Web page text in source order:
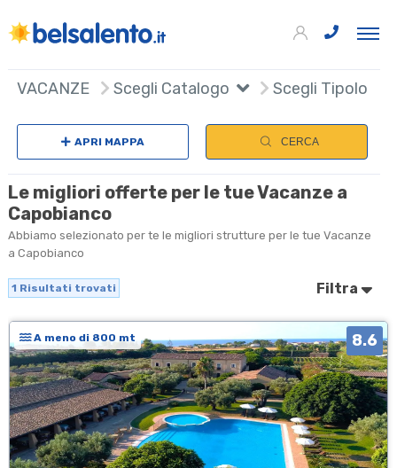
VACANZE Scegli Catalogo Scegli Tipologia
APRI MAPPA CERCA
Le migliori offerte per le tue Vacanze a
Capobianco
Abbiamo selezionato per te le migliori strutture per le tue Vacanze
a Capobianco
1 Risultati trovati Filtra
A meno di 800 mt 8.6
+